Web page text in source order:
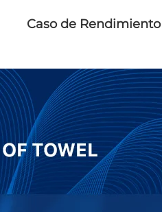
Caso de Rendimiento